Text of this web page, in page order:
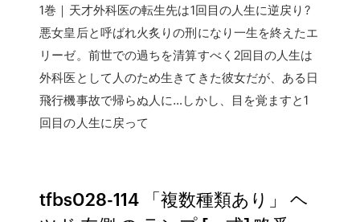
1巻｜天才外科医の転生先は1回目の人生に逆戻り?
悪女皇后と呼ばれ火炙りの刑になり一生を終えたエ
リーゼ。前世での過ちを清算すべく2回目の人生は
外科医として人のため生きてきた彼女だが、ある日
飛行機事故で帰らぬ人に…しかし、目を覚ますと1
回目の人生に戻って
tfbs028-114 「複数種類あり」 ヘ